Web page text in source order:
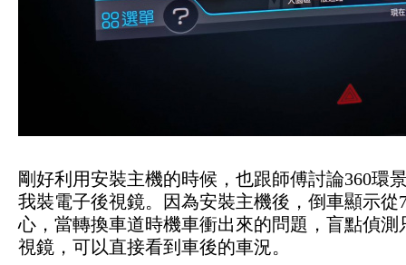
剛好利用安裝主機的時候，也跟師傅討論360環
我裝電子後視鏡。因為安裝主機後，倒車顯示
心，當轉換車道時機車衝出來的問題，盲點偵
視鏡，可以直接看到車後的車況。